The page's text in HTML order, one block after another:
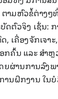
າມຫົວຂໍ້ຕ່າງໆ
ຕົວຈິງ ເຊັ່ນ: ກ
ເຄື່ອງຈັກເຈາ
ກຄົ້ນ ແລະ ສໍາ
ຍຜ່ານການລົງ
ນຝຶກງານ ໃນ